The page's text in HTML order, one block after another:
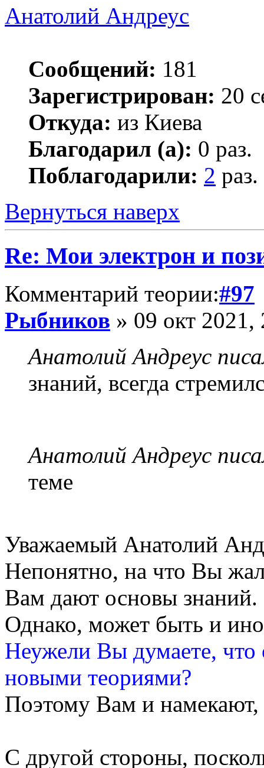
Анатолий Андреус
Сообщений: 181
Зарегистрирован: 20
Откуда: из Киева
Благодарил (а): 0 раз.
Поблагодарили: 2 раз.
Вернуться наверх
Re: Мои электрон и
Комментарий теории:#97
Рыбников » 09 окт 2021,
Анатолий Андреус
знаний, всегда
Анатолий Андреус
теме
Уважаемый Анатолий
Непонятно, на что Вы
Вам дают основы
Однако, может быть и
Неужели Вы думаете, что
новыми теориями?
Поэтому Вам и намекают,
С другой стороны,